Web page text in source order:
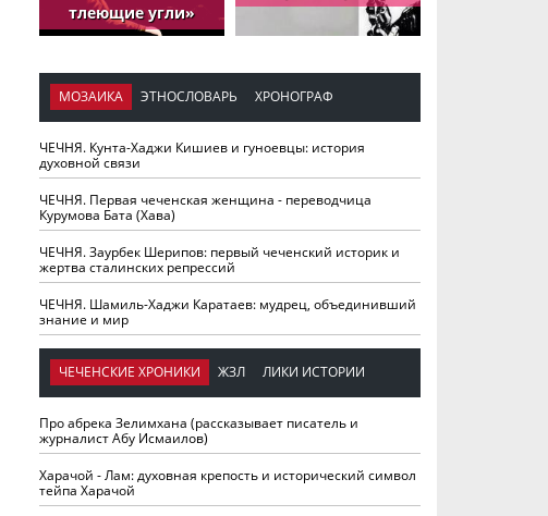
тлеющие угли»
МОЗАИКА ЭТНОСЛОВАРЬ ХРОНОГРАФ
ЧЕЧНЯ. Кунта-Хаджи Кишиев и гуноевцы: история
духовной связи
ЧЕЧНЯ. Первая чеченская женщина - переводчица
Курумова Бата (Хава)
ЧЕЧНЯ. Заурбек Шерипов: первый чеченский историк и
жертва сталинских репрессий
ЧЕЧНЯ. Шамиль-Хаджи Каратаев: мудрец, объединивший
знание и мир
ЧЕЧЕНСКИЕ ХРОНИКИ ЖЗЛ ЛИКИ ИСТОРИИ
Про абрека Зелимхана (рассказывает писатель и
журналист Абу Исмаилов)
Харачой - Лам: духовная крепость и исторический символ
тейпа Харачой